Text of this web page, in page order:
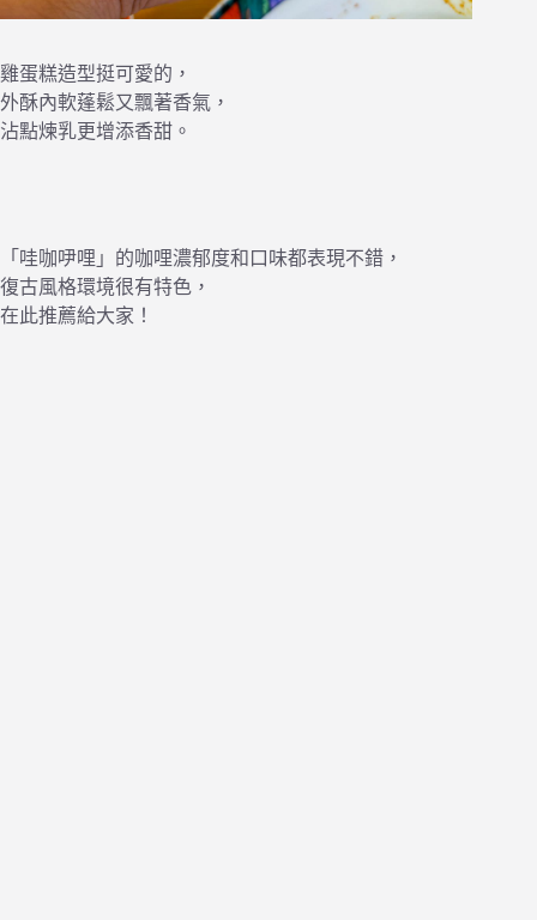
雞蛋糕造型挺可愛的，
外酥內軟蓬鬆又飄著香氣，
沾點煉乳更增添香甜。
「哇咖吚哩」的咖哩濃郁度和口味都表現不錯，
復古風格環境很有特色，
在此推薦給大家！